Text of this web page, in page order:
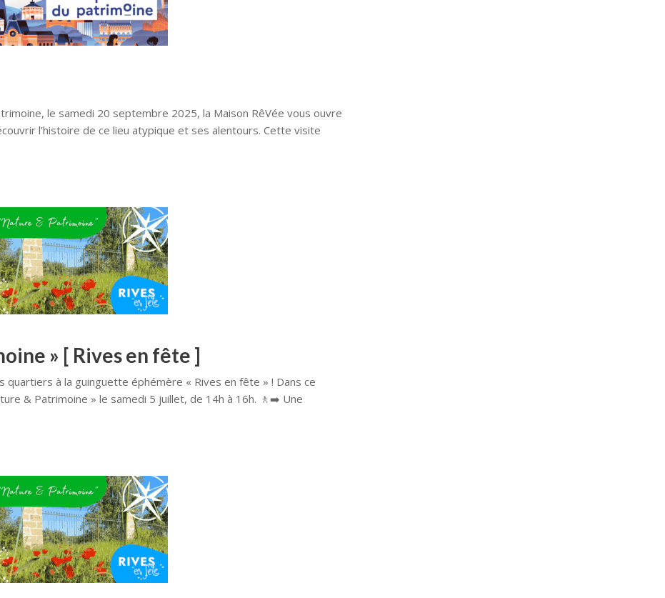
le samedi 20 septembre 2025, la Maison RêVée vous ouvre
l’histoire de ce lieu atypique et ses alentours. Cette visite
» [ Rives en fête ]
quartiers à la guinguette éphémère « Rives en fête » ! Dans ce
& Patrimoine » le samedi 5 juillet, de 14h à 16h. 🚶‍➡️ Une